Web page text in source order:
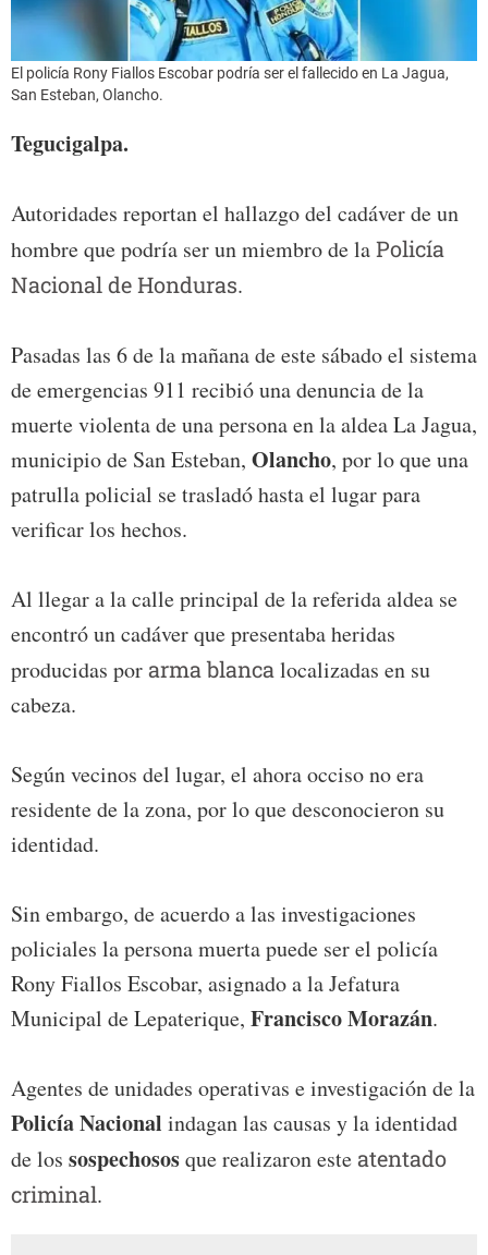
El policía Rony Fiallos Escobar podría ser el fallecido en La Jagua,
San Esteban, Olancho.
Tegucigalpa.
Autoridades reportan el hallazgo del cadáver de un
hombre que podría ser un miembro de laPolicía
Nacional de Honduras.
Pasadas las 6 de la mañana de este sábado el sistema
de emergencias 911 recibió una denuncia de la
muerte violenta de una persona en la aldea La Jagua,
municipio de San Esteban, Olancho, por lo que una
patrulla policial se trasladó hasta el lugar para
verificar los hechos.
Al llegar a la calle principal de la referida aldea se
encontró un cadáver que presentaba heridas
producidas porarma blanca localizadas en su
cabeza.
Según vecinos del lugar, el ahora occiso no era
residente de la zona, por lo que desconocieron su
identidad.
Sin embargo, de acuerdo a las investigaciones
policiales la persona muerta puede ser el policía
Rony Fiallos Escobar, asignado a la Jefatura
Municipal de Lepaterique, Francisco Morazán.
Agentes de unidades operativas e investigación de la
Policía Nacional indagan las causas y la identidad
de los sospechososque realizaron esteatentado
criminal.